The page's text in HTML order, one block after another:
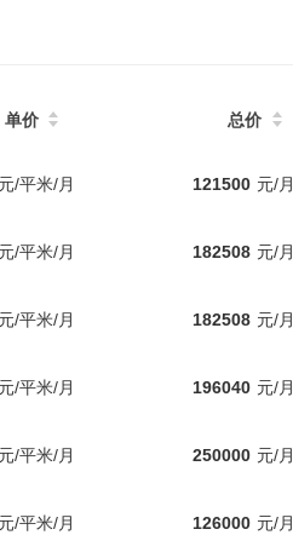
单价 总价
/平米/月 121500 元/月
/平米/月 182508 元/月
/平米/月 182508 元/月
/平米/月 196040 元/月
/平米/月 250000 元/月
/平米/月 126000 元/月